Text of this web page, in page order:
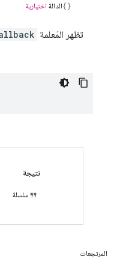
الدالة اختيارية
تظهر المَعلمة
نتيجة
سلسلة
المرتجعات